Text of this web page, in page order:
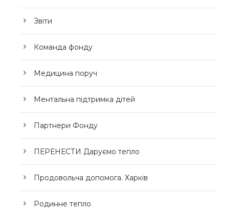
Звіти
Команда фонду
Медицина поруч
Ментальна підтримка дітей
Партнери Фонду
ПЕРЕНЕСТИ Даруємо тепло
Продовольча допомога. Харків
Родинне тепло